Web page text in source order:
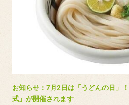
お知らせ：7月2日は「うどんの日」
式」が開催されます